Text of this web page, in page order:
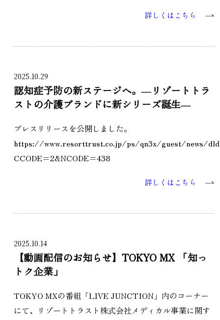
詳しくはこちら
2025.10.29
認知症予防の新ステージへ。―リゾートトラ
ストの介護ブランドに新シリーズ誕生―
プレスリリースを公開しました。
https://www.resorttrust.co.jp/ps/qn3x/guest/news/
CCODE=2&NCODE=438
詳しくはこちら
2025.10.14
【動画配信のお知らせ】TOKYO MX 「知っ
トク企業」
TOKYO MXの番組「LIVE JUNCTION」内のコーナー
にて、リゾートトラスト株式会社メディカル事業に関す